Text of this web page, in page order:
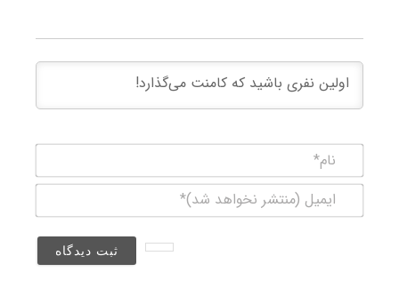
(منتشر